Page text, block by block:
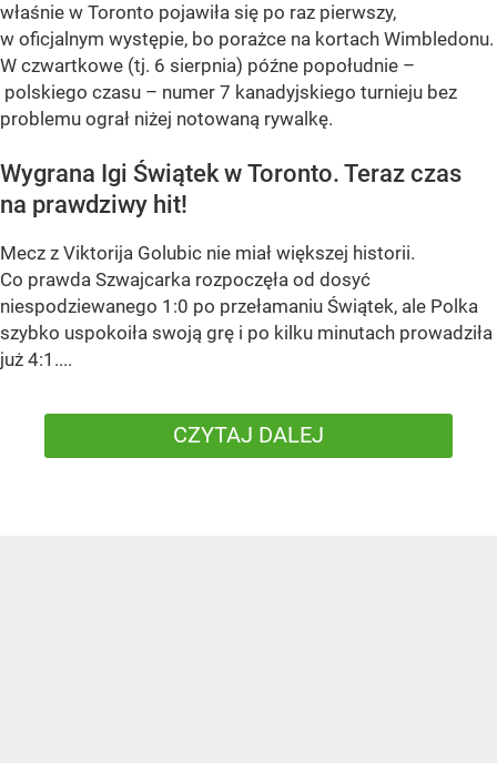
właśnie w Toronto pojawiła się po raz pierwszy,
w oficjalnym występie, bo porażce na kortach Wimbledonu.
W czwartkowe (tj. 6 sierpnia) późne popołudnie –
polskiego czasu – numer 7 kanadyjskiego turnieju bez
problemu ograł niżej notowaną rywalkę.
Wygrana Igi Świątek w Toronto. Teraz czas
na prawdziwy hit!
Mecz z Viktorija Golubic nie miał większej historii.
Co prawda Szwajcarka rozpoczęła od dosyć
niespodziewanego 1:0 po przełamaniu Świątek, ale Polka
szybko uspokoiła swoją grę i po kilku minutach prowadziła
już 4:1....
CZYTAJ DALEJ